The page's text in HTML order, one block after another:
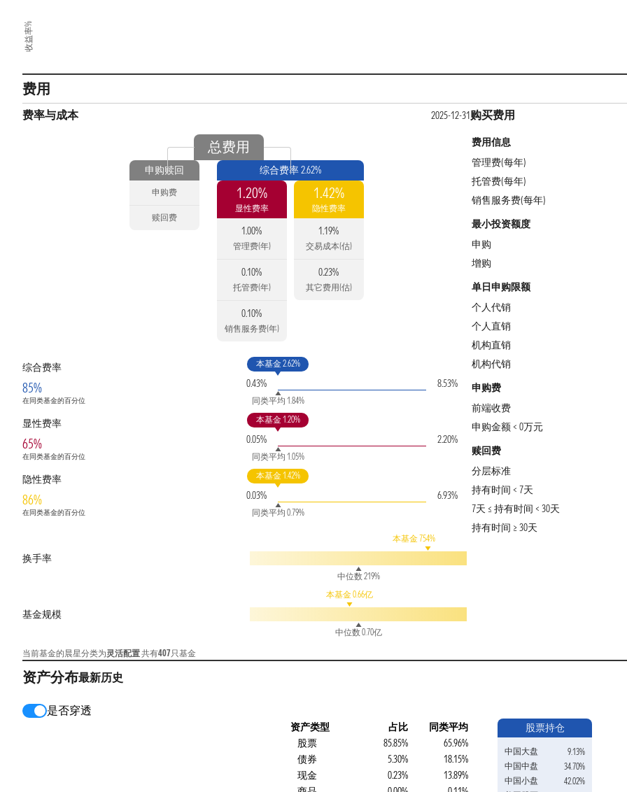
收益率%
费用
费率与成本 2025-12-31
总费用
申购赎回
申购费
赎回费
综合费率 2.62%
1.20%
显性费率
1.00%
管理费(年)
0.10%
托管费(年)
0.10%
销售服务费(年)
1.42%
隐性费率
1.19%
交易成本(估)
0.23%
其它费用(估)
综合费率
85%
在同类基金的百分位
0.43%
本基金 2.62%
同类平均 1.84%
8.53%
显性费率
65%
在同类基金的百分位
0.05%
本基金 1.20%
同类平均 1.05%
2.20%
隐性费率
86%
在同类基金的百分位
0.03%
本基金 1.42%
同类平均 0.79%
6.93%
换手率
本基金 754%
中位数 219%
基金规模
本基金 0.66亿
中位数 0.70亿
当前基金的晨星分类为灵活配置共有407只基金
购买费用
费用信息
管理费(每年)
托管费(每年)
销售服务费(每年)
最小投资额度
申购
增购
单日申购限额
个人代销
个人直销
机构直销
机构代销
申购费
前端收费
申购金额 < 0万元
赎回费
分层标准
持有时间 < 7天
7天 ≤ 持有时间 < 30天
持有时间 ≥ 30天
资产分布最新历史
是否穿透
资产类型 占比
同类平均
股票
85.85%
65.96%
债券
5.30%
18.15%
现金
0.23%
13.89%
股票持仓
中国大盘
9.13%
中国中盘
34.70%
中国小盘
42.02%